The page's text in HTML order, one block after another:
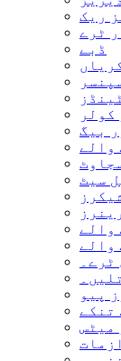
ریک
ٹرے
ڈبے
کولر
بیگ
والے
سیٹ
والے
والے
پیو
تنکے
میٹس